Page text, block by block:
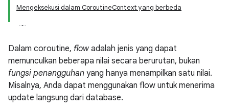
Mengeksekusi dalam CoroutineContext yang berbeda
Dalam coroutine, flowadalah jenis yang dapat
memunculkan beberapa nilai secara berurutan, bukan
fungsi penangguhan yang hanya menampilkan satu nilai.
Misalnya, Anda dapat menggunakan flow untuk menerima
update langsung dari database.